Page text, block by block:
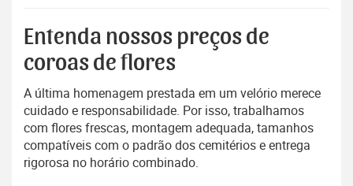
Entenda nossos preços de
coroas de flores
A última homenagem prestada em um velório merece
cuidado e responsabilidade. Por isso, trabalhamos
com flores frescas, montagem adequada, tamanhos
compatíveis com o padrão dos cemitérios e entrega
rigorosa no horário combinado.